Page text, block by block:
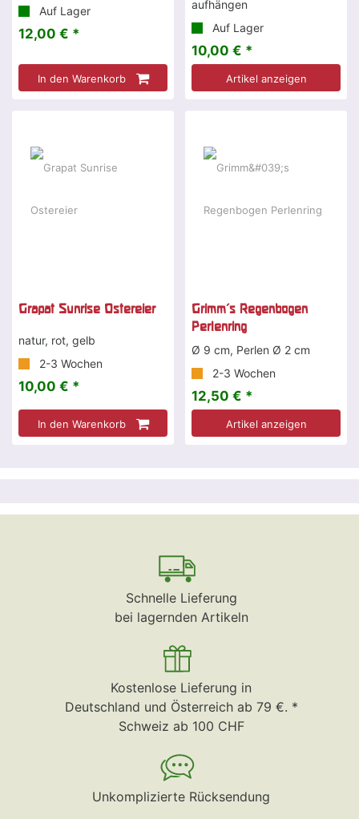
Auf Lager
12,00 € *
In den Warenkorb
aufhängen
Auf Lager
10,00 € *
Artikel anzeigen
Grapat Sunrise Ostereier
natur, rot, gelb
2-3 Wochen
10,00 € *
In den Warenkorb
Grimm's Regenbogen
Perlenring
Ø 9 cm, Perlen Ø 2 cm
2-3 Wochen
12,50 € *
Artikel anzeigen
Schnelle Lieferung
bei lagernden Artikeln
Kostenlose Lieferung in
Deutschland und Österreich ab 79 €. *
Schweiz ab 100 CHF
Unkomplizierte Rücksendung